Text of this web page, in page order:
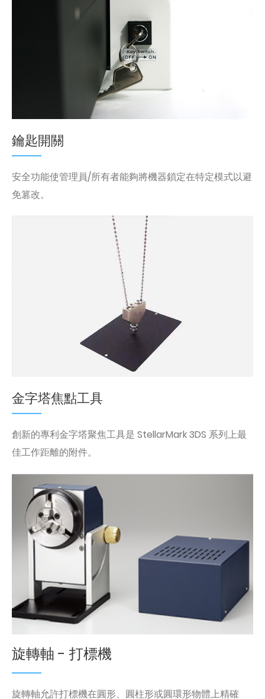
鑰匙開關
安全功能使管理員/所有者能夠將機器鎖定在特定模式以避
免篡改。
金字塔焦點工具
創新的專利金字塔聚焦工具是 StellarMark 3DS 系列上最
佳工作距離的附件。
旋轉軸 - 打標機
旋轉軸允許打標機在圓形、圓柱形或圓環形物體上精確